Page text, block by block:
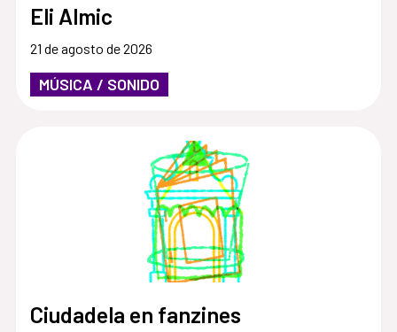
Eli Almic
21 de agosto de 2026
MÚSICA / SONIDO
Ciudadela en fanzines